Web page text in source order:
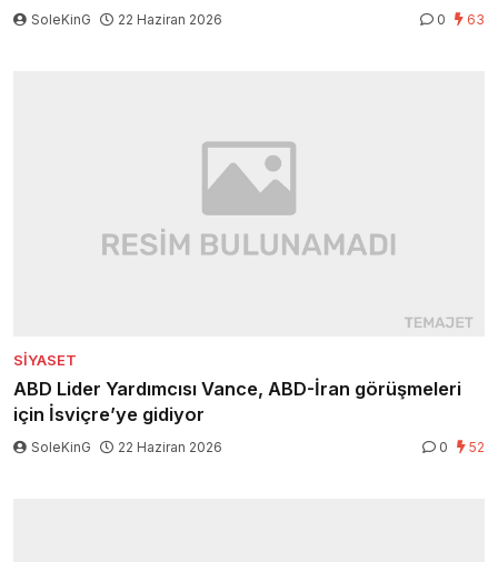
SoleKinG 22 Haziran 2026 0 63
SIYASET
ABD Lider Yardımcısı Vance, ABD-İran görüşmeleri
için İsviçre’ye gidiyor
SoleKinG 22 Haziran 2026 0 52